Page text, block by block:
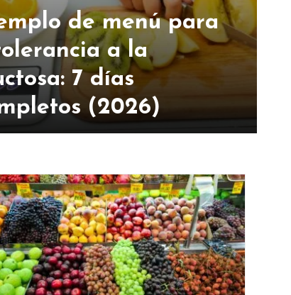
de menú para
a la
7 días
(2026)